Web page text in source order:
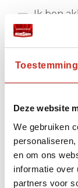
Toestemming
Deze website
We gebruiken
en om ons
informatie over
partners voor
Ik ben
Verstuur